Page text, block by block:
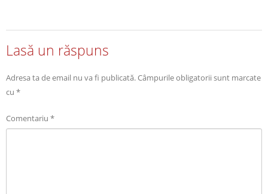
Lasă un răspuns
Adresa ta de email nu va fi publicată.Câmpurile obligatorii sunt marcate
cu *
Comentariu *